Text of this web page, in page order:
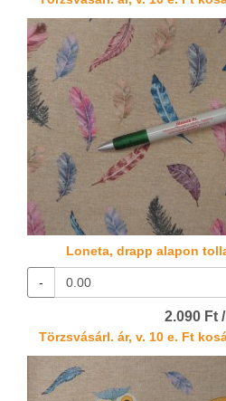
Loneta, drapp alapon
-
2.090 Ft
Törzsvásárl. ár, v. 10 e. Ft